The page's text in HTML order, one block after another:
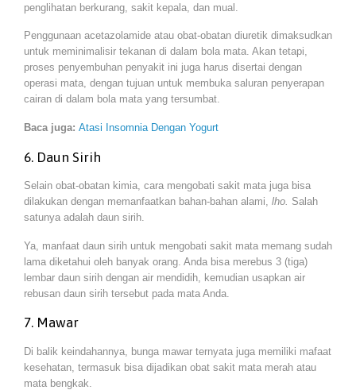
penglihatan berkurang, sakit kepala, dan mual.
Penggunaan acetazolamide atau obat-obatan diuretik dimaksudkan
untuk meminimalisir tekanan di dalam bola mata. Akan tetapi,
proses penyembuhan penyakit ini juga harus disertai dengan
operasi mata, dengan tujuan untuk membuka saluran penyerapan
cairan di dalam bola mata yang tersumbat.
Baca juga: Atasi Insomnia Dengan Yogurt
6. Daun Sirih
Selain obat-obatan kimia, cara mengobati sakit mata juga bisa
dilakukan dengan memanfaatkan bahan-bahan alami, lho. Salah
satunya adalah daun sirih.
Ya, manfaat daun sirih untuk mengobati sakit mata memang sudah
lama diketahui oleh banyak orang. Anda bisa merebus 3 (tiga)
lembar daun sirih dengan air mendidih, kemudian usapkan air
rebusan daun sirih tersebut pada mata Anda.
7. Mawar
Di balik keindahannya, bunga mawar ternyata juga memiliki mafaat
kesehatan, termasuk bisa dijadikan obat sakit mata merah atau
mata bengkak.